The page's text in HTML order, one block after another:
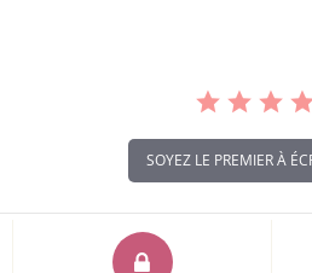
SOYEZ LE PREMIER À